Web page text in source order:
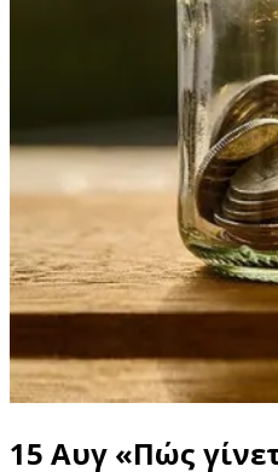
15 Αυγ «Πώς